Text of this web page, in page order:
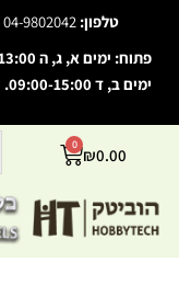
visibility_off השבת את
סמן כותרות
צבע רקע
zoom_out זום (הקטנה)
זום (הגדלה)
טלפון: 04-9802042
פתוח: ימים א, ג, ה 09:00-13:00, 16:00-18:00
ימים ב, ד 09:00-15:00. רצוי לתאם לפני ההגעה
₪0.00
0
עגלת